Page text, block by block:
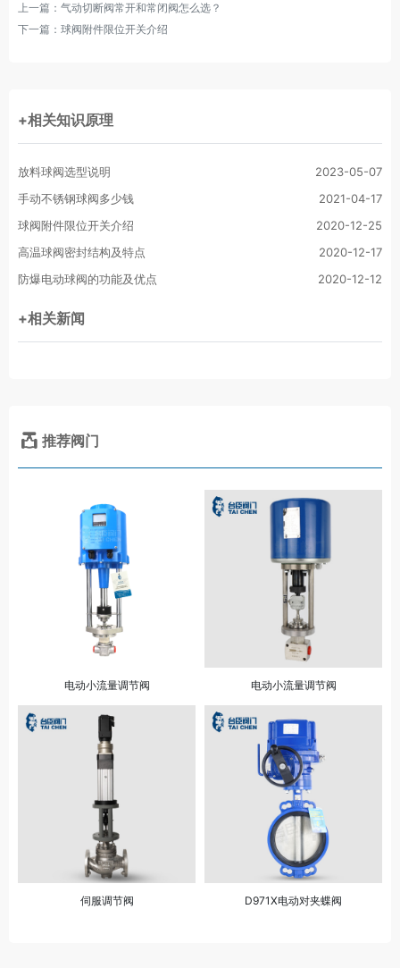
上一篇： 气动切断阀常开和常闭阀怎么选？
下一篇： 球阀附件限位开关介绍
+相关知识原理
放料球阀选型说明
2023-05-07
手动不锈钢球阀多少钱
2021-04-17
球阀附件限位开关介绍
2020-12-25
高温球阀密封结构及特点
2020-12-17
防爆电动球阀的功能及优点
2020-12-12
+相关新闻
推荐阀门
电动小流量调节阀 电动小流量调节阀
伺服调节阀 D971X电动对夹蝶阀